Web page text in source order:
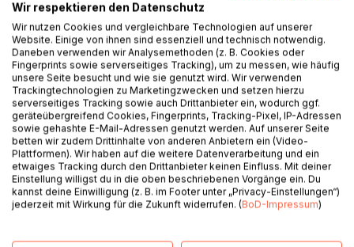
Auf die Merkliste
Titel bewerten
BESCHREIBUNG
...
Wir respektieren den Datenschutz
Wir nutzen Cookies und vergleichbare Technologien auf unserer
Website. Einige von ihnen sind essenziell und technisch notwendig.
Daneben verwenden wir Analysemethoden (z. B. Cookies oder
Fingerprints sowie serverseitiges Tracking), um zu messen, wie häufig
unsere Seite besucht und wie sie genutzt wird. Wir verwenden
Trackingtechnologien zu Marketingzwecken und setzen hierzu
serverseitiges Tracking sowie auch Drittanbieter ein, wodurch ggf.
geräteübergreifend Cookies, Fingerprints, Tracking-Pixel, IP-Adressen
sowie gehashte E-Mail-Adressen genutzt werden. Auf unserer Seite
betten wir zudem Drittinhalte von anderen Anbietern ein (Video-
Plattformen). Wir haben auf die weitere Datenverarbeitung und ein
etwaiges Tracking durch den Drittanbieter keinen Einfluss. Mit deiner
Einstellung willigst du in die oben beschriebenen Vorgänge ein. Du
kannst deine Einwilligung (z. B. im Footer unter „Privacy-Einstellungen“)
jederzeit mit Wirkung für die Zukunft widerrufen. (BoD-Impressum)